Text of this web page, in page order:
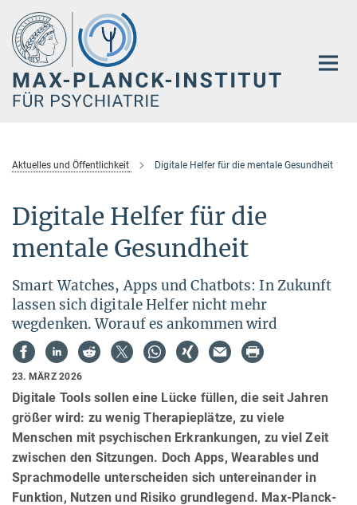
Hauptinhalt
Aktuelles und Öffentlichkeit Digitale Helfer für die mentale Gesundheit
Digitale Helfer für die
mentale Gesundheit
Smart Watches, Apps und Chatbots: In Zukunft
lassen sich digitale Helfer nicht mehr
wegdenken. Worauf es ankommen wird
23. MÄRZ 2026
Digitale Tools sollen eine Lücke füllen, die seit Jahren
größer wird: zu wenig Therapieplätze, zu viele
Menschen mit psychischen Erkrankungen, zu viel Zeit
zwischen den Sitzungen. Doch Apps, Wearables und
Sprachmodelle unterscheiden sich untereinander in
Funktion, Nutzen und Risiko grundlegend. Max-Planck-